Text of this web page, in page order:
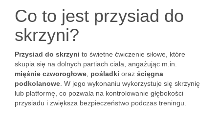
Co to jest przysiad do
skrzyni?
Przysiad do skrzyni to świetne ćwiczenie siłowe, które
skupia się na dolnych partiach ciała, angażując m.in.
mięśnie czworogłowe pośladki oraz ścięgna
podkolanowe . W jego wykonaniu wykorzystuje się skrzynię
lub platformę, co pozwala na kontrolowanie głębokości
przysiadu i zwiększa bezpieczeństwo podczas treningu.